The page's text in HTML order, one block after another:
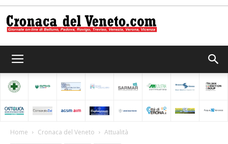
del
Home Cronaca del Veneto Attualità